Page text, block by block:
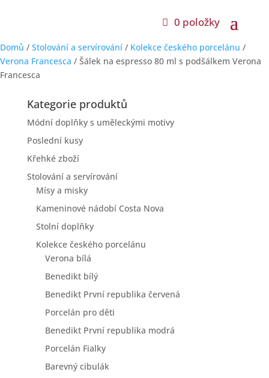
0 položky
Domů / Stolování a servírování / Kolekce českého porcelánu /
Verona Francesca / Šálek na espresso 80 ml s podšálkem Verona
Francesca
Kategorie produktů
Módní doplňky s uměleckými motivy
Poslední kusy
Křehké zboží
Stolování a servírování
Mísy a misky
Kameninové nádobí Costa Nova
Stolní doplňky
Kolekce českého porcelánu
Verona bílá
Benedikt bílý
Benedikt První republika červená
Porcelán pro děti
Benedikt První republika modrá
Porcelán Fialky
Barevný cibulák